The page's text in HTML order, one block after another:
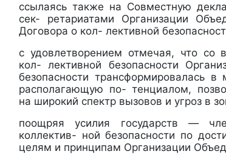
ссылаясь также на Совместную
сек- ретариатами Организации
Договора о кол- лективной
с удовлетворением отмечая, что со
кол- лективной безопасности
безопасности трансформировалась в
располагающую по- тенциалом,
на широкий спектр вызовов и угроз в
поощряя усилия государств —
коллектив- ной безопасности по
целям и принципам Организации